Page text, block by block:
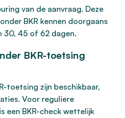
van de aanvraag. Deze
BKR kennen doorgaans
30, 45 of 62 dagen.
BKR-toetsing
toetsing zijn beschikbaar,
Voor reguliere
een BKR-check wettelijk